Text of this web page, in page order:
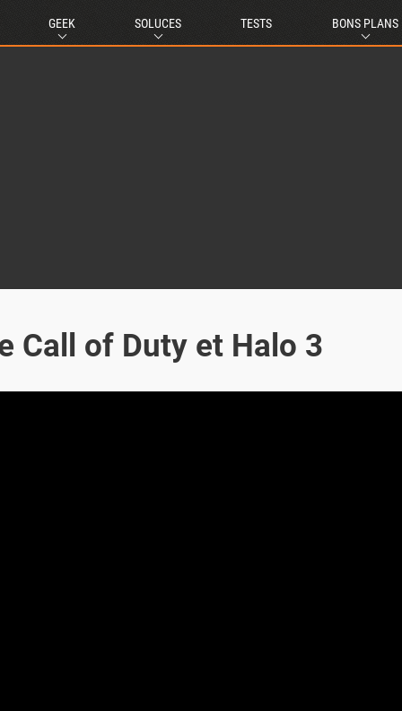
GEEK SOLUCES TESTS BONS PLANS
Call of Duty et Halo 3